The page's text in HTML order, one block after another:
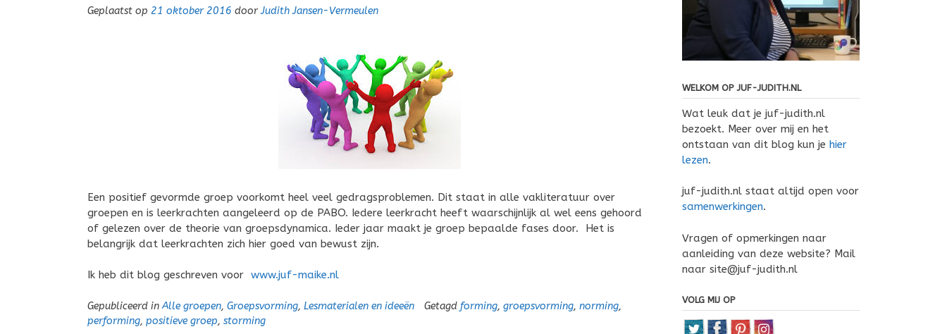
Geplaatst op 21 oktober 2016 doorJudith Jansen-Vermeulen
Een positief gevormde groep voorkomt heel veel gedragsproblemen. Dit staat in alle vakliteratuur over
groepen en is leerkrachten aangeleerd op de PABO. Iedere leerkracht heeft waarschijnlijk al wel eens gehoord
of gelezen over de theorie van groepsdynamica. Ieder jaar maakt je groep bepaalde fases door. Het is
belangrijk dat leerkrachten zich hier goed van bewust zijn.
Ik heb dit blog geschreven voor www.juf-maike.nl
Gepubliceerd inAlle groepen, Groepsvorming, Lesmaterialen en ideeën Getagd forming, groepsvorming, norming,
performing, positieve groep, storming
WELKOM OP JUF-JUDITH.NL
Wat leuk dat je juf-judith.nl
bezoekt. Meer over mij en het
ontstaan van dit blog kun je hier
lezen.
juf-judith.nl staat altijd open voor
samenwerkingen.
Vragen of opmerkingen naar
aanleiding van deze website? Mail
naar site@juf-judith.nl
VOLG MIJ OP